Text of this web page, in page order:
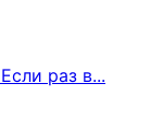
раз в...